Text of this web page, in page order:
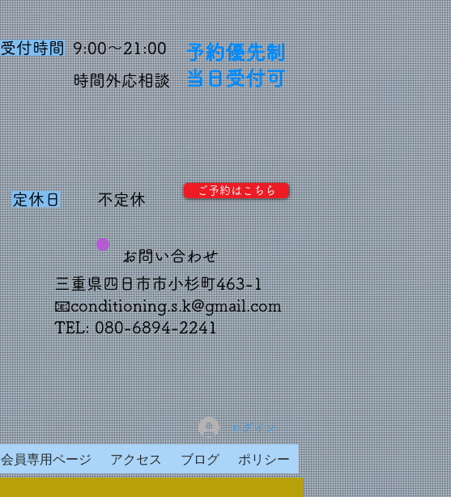
受付時間
9:00～21:00
​時間外応相談
予約優先制
当日受付可
定休日 不定休
ご予約はこちら
お問い合わせ
三重県四日市市小杉町463-1
📧conditioning.s.k@gmail.com
TEL: 080-6894-2241
ログイン
会員専用ページ アクセス ブログ ポリシー